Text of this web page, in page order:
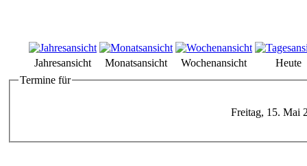
Jahresansicht Monatsansicht Wochenansicht
Heute
Termine für
Freitag, 15. Mai